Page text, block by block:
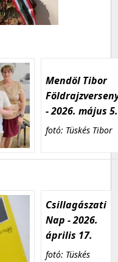
Mendöl Tibor
- 2026. május 5.
fotó: Tüskés Tibor
Csillagászati
Nap - 2026.
április 17.
fotó: Tüskés